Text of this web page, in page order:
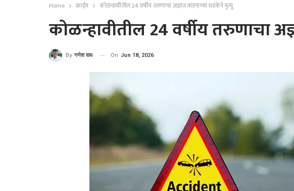
Home क्राईम कोळन्हावीतील 24 वर्षीय तरुणाचा अज्ञात वाहनाच्या धडकेने मृत्यू
कोळन्हावीतील 24 वर्षीय तरुणाचा
By गणेश वाघ On Jun 18, 2026